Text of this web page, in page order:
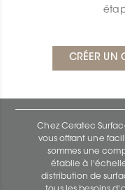
Chez Ceratec
vous offrant une
sommes une
établie à
distribution de